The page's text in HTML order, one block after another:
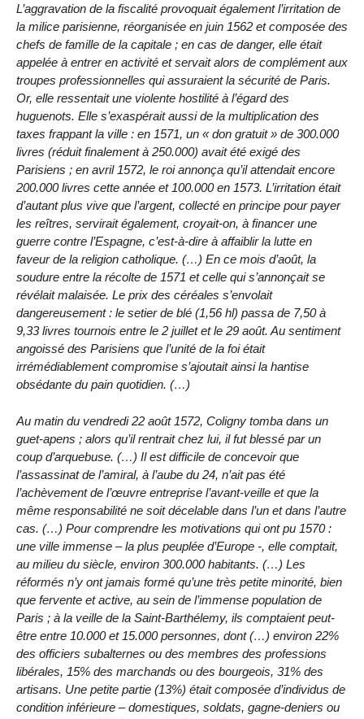
L’aggravation de la fiscalité provoquait également l’irritation de
la milice parisienne, réorganisée en juin 1562 et composée des
chefs de famille de la capitale ; en cas de danger, elle était
appelée à entrer en activité et servait alors de complément aux
troupes professionnelles qui assuraient la sécurité de Paris.
Or, elle ressentait une violente hostilité à l’égard des
huguenots. Elle s’exaspérait aussi de la multiplication des
taxes frappant la ville : en 1571, un « don gratuit » de 300.000
livres (réduit finalement à 250.000) avait été exigé des
Parisiens ; en avril 1572, le roi annonça qu’il attendait encore
200.000 livres cette année et 100.000 en 1573. L’irritation était
d’autant plus vive que l’argent, collecté en principe pour payer
les reîtres, servirait également, croyait-on, à financer une
guerre contre l’Espagne, c’est-à-dire à affaiblir la lutte en
faveur de la religion catholique. (…) En ce mois d’août, la
soudure entre la récolte de 1571 et celle qui s’annonçait se
révélait malaisée. Le prix des céréales s’envolait
dangereusement : le setier de blé (1,56 hl) passa de 7,50 à
9,33 livres tournois entre le 2 juillet et le 29 août. Au sentiment
angoissé des Parisiens que l’unité de la foi était
irrémédiablement compromise s’ajoutait ainsi la hantise
obsédante du pain quotidien. (…)
Au matin du vendredi 22 août 1572, Coligny tomba dans un
guet-apens ; alors qu’il rentrait chez lui, il fut blessé par un
coup d’arquebuse. (…) Il est difficile de concevoir que
l’assassinat de l’amiral, à l’aube du 24, n’ait pas été
l’achèvement de l’œuvre entreprise l’avant-veille et que la
même responsabilité ne soit décelable dans l’un et dans l’autre
cas. (…) Pour comprendre les motivations qui ont pu 1570 :
une ville immense – la plus peuplée d’Europe -, elle comptait,
au milieu du siècle, environ 300.000 habitants. (…) Les
réformés n’y ont jamais formé qu’une très petite minorité, bien
que fervente et active, au sein de l’immense population de
Paris ; à la veille de la Saint-Barthélemy, ils comptaient peut-
être entre 10.000 et 15.000 personnes, dont (…) environ 22%
des officiers subalternes ou des membres des professions
libérales, 15% des marchands ou des bourgeois, 31% des
artisans. Une petite partie (13%) était composée d’individus de
condition inférieure – domestiques, soldats, gagne-deniers ou